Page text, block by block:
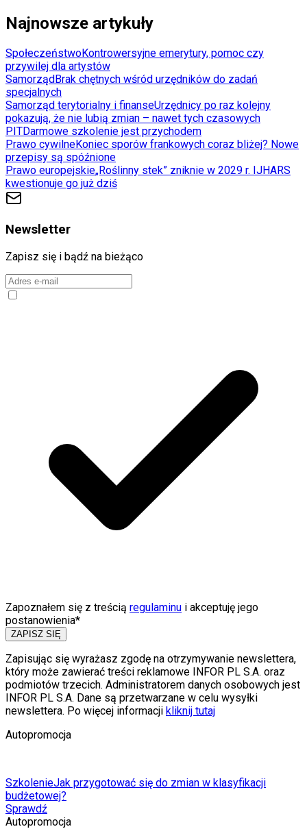
Najnowsze artykuły
SpołeczeństwoKontrowersyjne emerytury, pomoc czy
przywilej dla artystów
Samorząd Brak chętnych wśród urzędników do zadań
specjalnych
Samorząd terytorialny i finanseUrzędnicy po raz kolejny
pokazują, że nie lubią zmian – nawet tych czasowych
PITDarmowe szkolenie jest przychodem
Prawo cywilneKoniec sporów frankowych coraz bliżej? Nowe
przepisy są spóźnione
Prawo europejskie„Roślinny stek” zniknie w 2029 r. IJHARS
kwestionuje go już dziś
Newsletter
Zapisz się i bądź na bieżąco
Zapoznałem się z treścią regulaminu i akceptuję jego
postanowienia*
ZAPISZ SIĘ
Zapisując się wyrażasz zgodę na otrzymywanie newslettera,
który może zawierać treści reklamowe INFOR PL S.A. oraz
podmiotów trzecich. Administratorem danych osobowych jest
INFOR PL S.A. Dane są przetwarzane w celu wysyłki
newslettera. Po więcej informacji kliknij tutaj
Autopromocja
SzkolenieJak przygotować się do zmian w klasyfikacji
budżetowej?
Sprawdź
Autopromocja